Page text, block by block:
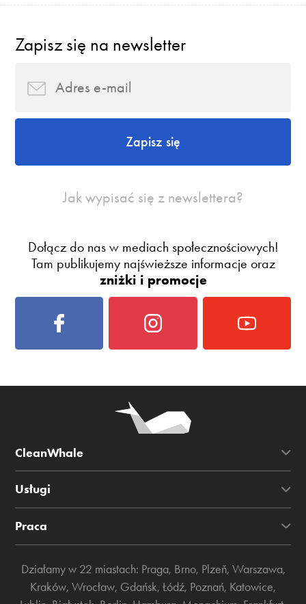
Zapisz się na newsletter
Zapisz się
Jak wypisać się z newslettera?
Dołącz do nas w mediach społecznościowych!
Tam publikujemy najświeższe informacje oraz
zniżki i promocje
CleanWhale
Usługi
Praca
Działamy w 22 miastach: Praga, Brno, Plzeň, Warszawa,
Kraków, Wrocław, Gdańsk, Łódź, Poznań, Katowice,